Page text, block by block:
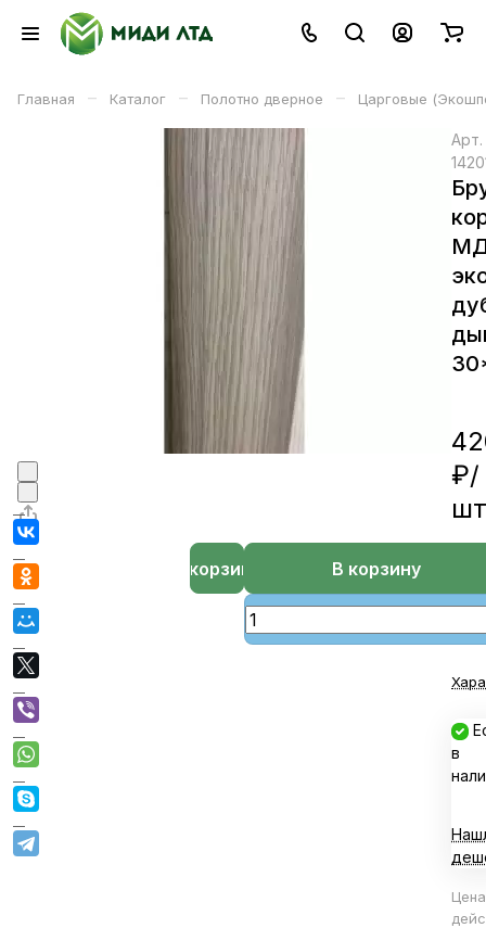
Главная – Каталог – Полотно дверное – Царговые
Арт.
₽/
шт
В корзину
В корзине
в
Цена